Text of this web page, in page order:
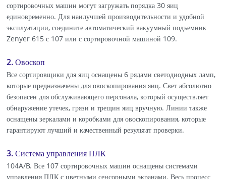
сортировочных машин могут загружать порядка 30 яиц
единовременно. Для наилучшей производительности и удобной
эксплуатации, соедините автоматический вакуумный подъемник
Zenyer 615 с 107 или с сортировочной машиной 109.
2. Овоскоп
Все сортировщики для яиц оснащены 6 рядами светодиодных ламп,
которые предназначены для овоскопирования яиц. Свет абсолютно
безопасен для обслуживающего персонала, который осуществляет
обнаружение утечек, грязи и трещин яиц вручную. Линии также
оснащены зеркалами и коробками для овоскопирования, которые
гарантируют лучший и качественный результат проверки.
3. Система управления ПЛК
104A/B. Все 107 сортировочных машин оснащены системами
управления ПЛК с цветными сенсорными экранами. Весь процесс